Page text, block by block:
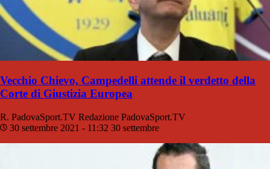
Vecchio Chievo, Campedelli attende il verdetto della
Corte di Giustizia Europea
R. PadovaSport.TV Redazione PadovaSport.TV
30 settembre 2021 - 11:32 30 settembre